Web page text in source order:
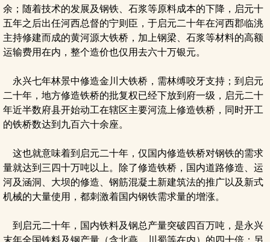
余；随着技术的发展及钢铁、石浆等原料成本的下降，启元十
五年之后出任河西总督的宁则臣，于启元二十年在河西郡临洮
主持修建而成的黄河源大铁桥，加上钢梁、石浆等材料的高额
运输费用在内，整个造价也仅用去六十万银元。
永兴七年林景中修造金川大铁桥，需林缚咬牙支持；到启元
二十年，地方修造铁桥的批复权已经下放到府一级，启元二十
年近半数府县开始动工在辖区主要河流上修造铁桥，同时开工
的铁桥数达到九百六十余座。
这也就意味着到启元二十年，仅国内修造铁桥对钢铁的需求
量就达到三四十万吨以上。除了修造铁桥，国内道路修造、运
河及涵洞、大坝的修造、钢筋混凝土新建筑法的推广以及新式
机械的大量使用，都刺激着国内钢铁需求量的增涨。
到启元二十年，国内铁料及钢总产量突破四百万吨，是永兴
末年全国铁料及钢产量（含北燕、川蜀等在内）的四十倍；另